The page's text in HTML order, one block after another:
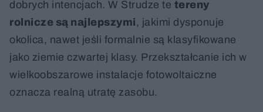
dobrych intencjach. W Strudze te tereny
rolnicze są najlepszymi , jakimi dysponuje
okolica, nawet jeśli formalnie są klasyfikowane
jako ziemie czwartej klasy. Przekształcanie ich w
wielkoobszarowe instalacje fotowoltaiczne
oznacza realną utratę zasobu.